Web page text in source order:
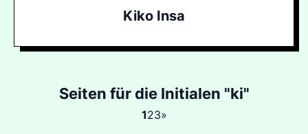
Kiko Insa
Seiten für die Initialen "ki"
123»